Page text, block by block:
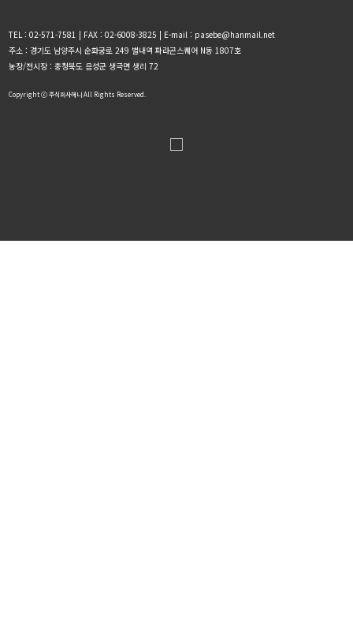
TEL : 02-571-7581 | FAX : 02-6008-3825 | E-mail : pasebe@hanmail.net
주소 : 경기도 남양주시 순화궁로 249 별내역 파라곤스퀘어 N동 1807호
농장/전시장 : 충청북도 음성군 생극면 생리 72
Copyright ⓒ 주식회사헤니 All Rights Reserved.